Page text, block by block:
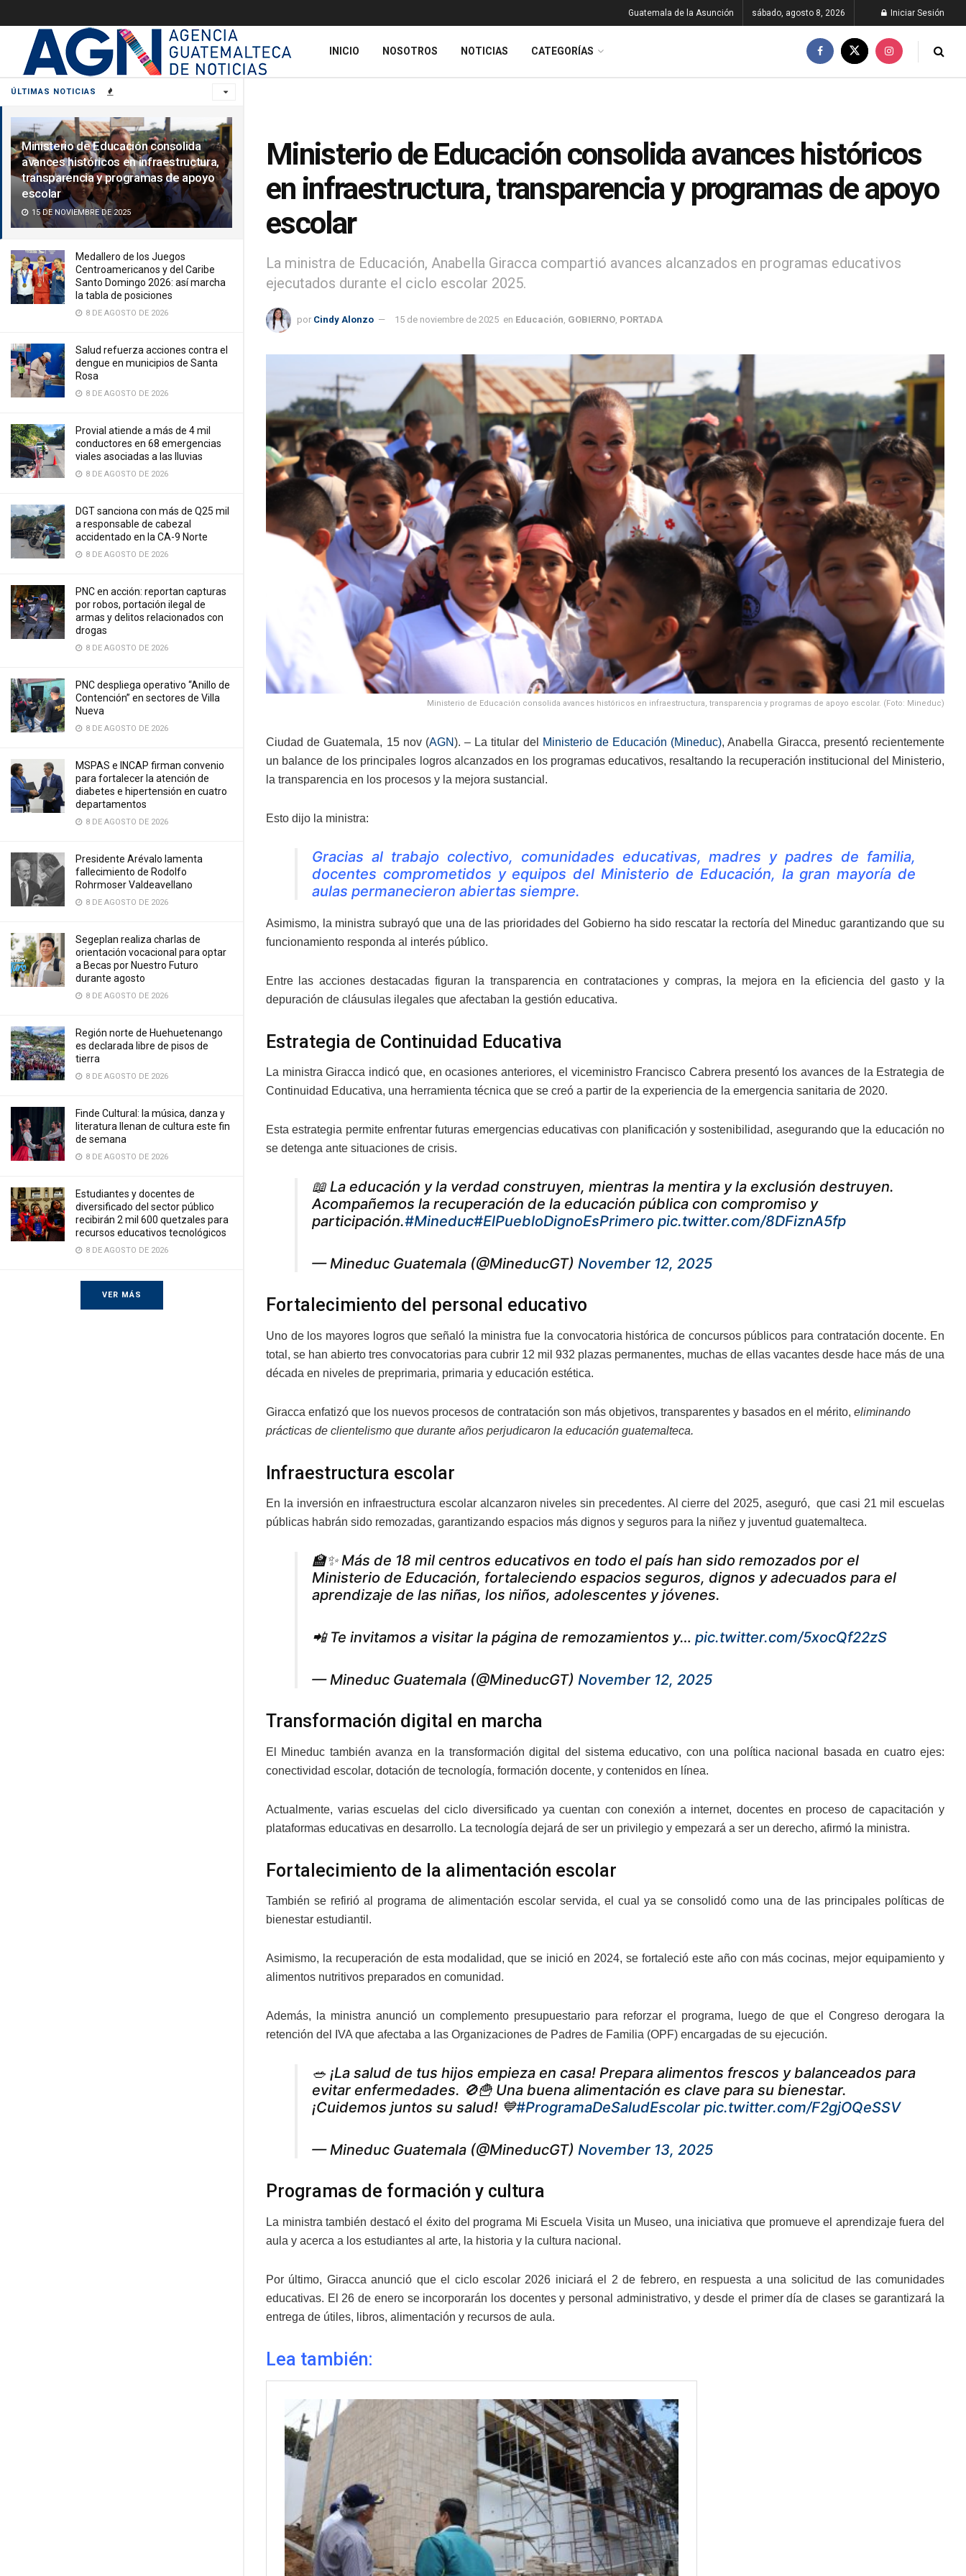
ÚLTIMAS NOTICIAS
Ministerio de Educación consolida
avances históricos en infraestructura,
transparencia y programas de apoyo
escolar
15 DE NOVIEMBRE DE 2025
Medallero de los Juegos
Centroamericanos y del Caribe
Santo Domingo 2026: así marcha
la tabla de posiciones
8 DE AGOSTO DE 2026
Salud refuerza acciones contra el
dengue en municipios de Santa
Rosa
8 DE AGOSTO DE 2026
Provial atiende a más de 4 mil
conductores en 68 emergencias
viales asociadas a las lluvias
8 DE AGOSTO DE 2026
DGT sanciona con más de Q25 mil
a responsable de cabezal
accidentado en la CA-9 Norte
8 DE AGOSTO DE 2026
PNC en acción: reportan capturas
por robos, portación ilegal de
armas y delitos relacionados con
drogas
8 DE AGOSTO DE 2026
PNC despliega operativo “Anillo de
Contención” en sectores de Villa
Nueva
8 DE AGOSTO DE 2026
MSPAS e INCAP firman convenio
para fortalecer la atención de
diabetes e hipertensión en cuatro
departamentos
8 DE AGOSTO DE 2026
Presidente Arévalo lamenta
fallecimiento de Rodolfo
Rohrmoser Valdeavellano
8 DE AGOSTO DE 2026
Segeplan realiza charlas de
orientación vocacional para optar
a Becas por Nuestro Futuro
durante agosto
8 DE AGOSTO DE 2026
Región norte de Huehuetenango
es declarada libre de pisos de
tierra
8 DE AGOSTO DE 2026
Finde Cultural: la música, danza y
literatura llenan de cultura este fin
de semana
8 DE AGOSTO DE 2026
Estudiantes y docentes de
diversificado del sector público
recibirán 2 mil 600 quetzales para
recursos educativos tecnológicos
8 DE AGOSTO DE 2026
VER MÁS
Guatemala de la Asunción sábado, agosto 8, 2026 Iniciar Sesión
INICIO NOSOTROS NOTICIAS CATEGORÍAS
Ministerio de Educación consolida avances históricos
en infraestructura, transparencia y programas de apoyo
escolar
La ministra de Educación, Anabella Giracca compartió avances alcanzados en programas educativos
ejecutados durante el ciclo escolar 2025.
por Cindy Alonzo 15 de noviembre de 2025 en Educación GOBIERNO PORTADA
Ministerio de Educación consolida avances históricos en infraestructura, transparencia y programas de apoyo escolar. (Foto: Mineduc)
Ciudad de Guatemala, 15 nov (AGN). – La titular del Ministerio de Educación (Mineduc), Anabella Giracca, presentó recientemente
un balance de los principales logros alcanzados en los programas educativos, resaltando la recuperación institucional del Ministerio,
la transparencia en los procesos y la mejora sustancial.
Esto dijo la ministra:
Gracias al trabajo colectivo, comunidades educativas, madres y padres de familia,
docentes comprometidos y equipos del Ministerio de Educación, la gran mayoría de
aulas permanecieron abiertas siempre.
Asimismo, la ministra subrayó que una de las prioridades del Gobierno ha sido rescatar la rectoría del Mineduc garantizando que su
funcionamiento responda al interés público.
Entre las acciones destacadas figuran la transparencia en contrataciones y compras, la mejora en la eficiencia del gasto y la
depuración de cláusulas ilegales que afectaban la gestión educativa.
Estrategia de Continuidad Educativa
La ministra Giracca indicó que, en ocasiones anteriores, el viceministro Francisco Cabrera presentó los avances de la Estrategia de
Continuidad Educativa, una herramienta técnica que se creó a partir de la experiencia de la emergencia sanitaria de 2020.
Esta estrategia permite enfrentar futuras emergencias educativas con planificación y sostenibilidad, asegurando que la educación no
se detenga ante situaciones de crisis.
📖 La educación y la verdad construyen, mientras la mentira y la exclusión destruyen.
Acompañemos la recuperación de la educación pública con compromiso y
participación.#Mineduc#ElPuebloDignoEsPrimero pic.twitter.com/8DFiznA5fp
— Mineduc Guatemala (@MineducGT) November 12, 2025
Fortalecimiento del personal educativo
Uno de los mayores logros que señaló la ministra fue la convocatoria histórica de concursos públicos para contratación docente. En
total, se han abierto tres convocatorias para cubrir 12 mil 932 plazas permanentes, muchas de ellas vacantes desde hace más de una
década en niveles de preprimaria, primaria y educación estética.
Giracca enfatizó que los nuevos procesos de contratación son más objetivos, transparentes y basados en el mérito, eliminando
prácticas de clientelismo que durante años perjudicaron la educación guatemalteca.
Infraestructura escolar
En la inversión en infraestructura escolar alcanzaron niveles sin precedentes. Al cierre del 2025, aseguró, que casi 21 mil escuelas
públicas habrán sido remozadas, garantizando espacios más dignos y seguros para la niñez y juventud guatemalteca.
🏫✨ Más de 18 mil centros educativos en todo el país han sido remozados por el
Ministerio de Educación, fortaleciendo espacios seguros, dignos y adecuados para el
aprendizaje de las niñas, los niños, adolescentes y jóvenes.
📲 Te invitamos a visitar la página de remozamientos y… pic.twitter.com/5xocQf22zS
— Mineduc Guatemala (@MineducGT) November 12, 2025
Transformación digital en marcha
El Mineduc también avanza en la transformación digital del sistema educativo, con una política nacional basada en cuatro ejes:
conectividad escolar, dotación de tecnología, formación docente, y contenidos en línea.
Actualmente, varias escuelas del ciclo diversificado ya cuentan con conexión a internet, docentes en proceso de capacitación y
plataformas educativas en desarrollo. La tecnología dejará de ser un privilegio y empezará a ser un derecho, afirmó la ministra.
Fortalecimiento de la alimentación escolar
También se refirió al programa de alimentación escolar servida, el cual ya se consolidó como una de las principales políticas de
bienestar estudiantil.
Asimismo, la recuperación de esta modalidad, que se inició en 2024, se fortaleció este año con más cocinas, mejor equipamiento y
alimentos nutritivos preparados en comunidad.
Además, la ministra anunció un complemento presupuestario para reforzar el programa, luego de que el Congreso derogara la
retención del IVA que afectaba a las Organizaciones de Padres de Familia (OPF) encargadas de su ejecución.
🥗 ¡La salud de tus hijos empieza en casa! Prepara alimentos frescos y balanceados para
evitar enfermedades. 🚫🍟 Una buena alimentación es clave para su bienestar.
¡Cuidemos juntos su salud! 💙#ProgramaDeSaludEscolar pic.twitter.com/F2gjOQeSSV
— Mineduc Guatemala (@MineducGT) November 13, 2025
Programas de formación y cultura
La ministra también destacó el éxito del programa Mi Escuela Visita un Museo, una iniciativa que promueve el aprendizaje fuera del
aula y acerca a los estudiantes al arte, la historia y la cultura nacional.
Por último, Giracca anunció que el ciclo escolar 2026 iniciará el 2 de febrero, en respuesta a una solicitud de las comunidades
educativas. El 26 de enero se incorporarán los docentes y personal administrativo, y desde el primer día de clases se garantizará la
entrega de útiles, libros, alimentación y recursos de aula.
Lea también: